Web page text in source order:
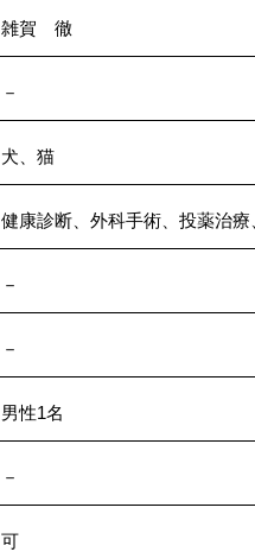
雑賀 徹
－
犬、猫
健康診断、外科手術、投薬治
－
－
男性1名
－
可